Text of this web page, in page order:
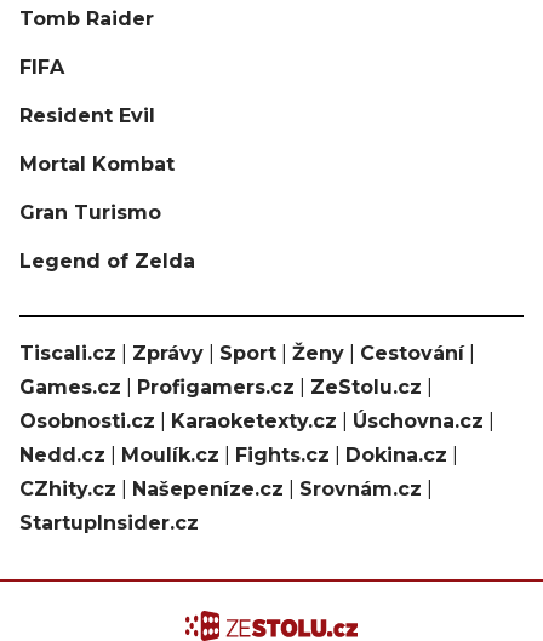
Tomb Raider
FIFA
Resident Evil
Mortal Kombat
Gran Turismo
Legend of Zelda
Tiscali.cz Zprávy Sport Ženy Cestování|
Games.cz
Profigamers.cz ZeStolu.cz
Osobnosti.cz
Karaoketexty.cz Úschovna.cz
Nedd.cz
Moulík.cz Fights.cz Dokina.cz
CZhity.cz
Našepeníze.cz Srovnám.cz
StartupInsider.cz